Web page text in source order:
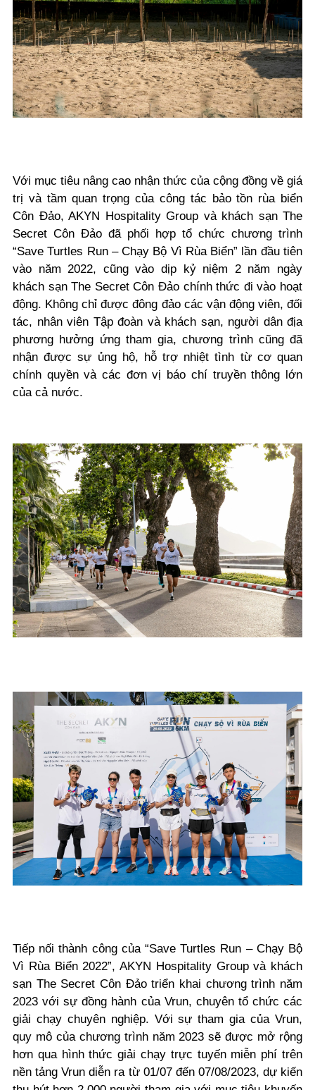
Với mục tiêu nâng cao nhận thức của cộng đồng về giá
trị và tầm quan trọng của công tác bảo tồn rùa biển
Côn Đảo, AKYN Hospitality Group và khách sạn The
Secret Côn Đảo đã phối hợp tổ chức chương trình
“Save Turtles Run – Chạy Bộ Vì Rùa Biển” lần đầu tiên
vào năm 2022, cũng vào dịp kỷ niệm 2 năm ngày
khách sạn The Secret Côn Đảo chính thức đi vào hoạt
động. Không chỉ được đông đảo các vận động viên, đối
tác, nhân viên Tập đoàn và khách sạn, người dân địa
phương hưởng ứng tham gia, chương trình cũng đã
nhận được sự ủng hộ, hỗ trợ nhiệt tình từ cơ quan
chính quyền và các đơn vị báo chí truyền thông lớn
của cả nước.
Tiếp nối thành công của “Save Turtles Run – Chạy Bộ
Vì Rùa Biển 2022”, AKYN Hospitality Group và khách
sạn The Secret Côn Đảo triển khai chương trình năm
2023 với sự đồng hành của Vrun, chuyên tổ chức các
giải chạy chuyên nghiệp. Với sự tham gia của Vrun,
quy mô của chương trình năm 2023 sẽ được mở rộng
hơn qua hình thức giải chạy trực tuyến miễn phí trên
nền tảng Vrun diễn ra từ 01/07 đến 07/08/2023, dự kiến